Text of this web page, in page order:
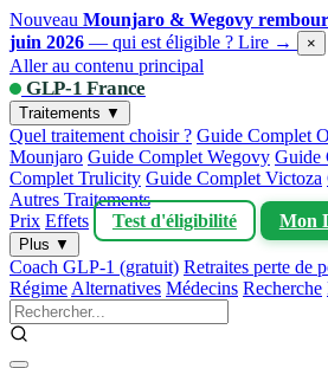
Nouveau Mounjaro & Wegovy
juin 2026 — qui est éligible ? Lire → ×
Aller au contenu principal
GLP-1 France
Traitements ▼
Quel traitement choisir ? Guide Complet
Mounjaro Guide Complet Wegovy Guide
Complet Trulicity Guide Complet Victoza
Autres Traitements
Prix Effets Test d'éligibilité Mon
Plus ▼
Coach GLP-1 (gratuit) Retraites perte de
Régime Alternatives Médecins Recherche